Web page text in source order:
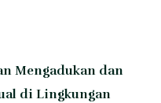
Mengadukan dan
di Lingkungan